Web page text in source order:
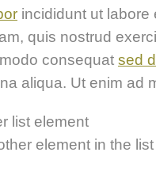
incididunt ut labore
quis nostrud
consequat sed
aliqua. Ut enim ad
list element
element in the list